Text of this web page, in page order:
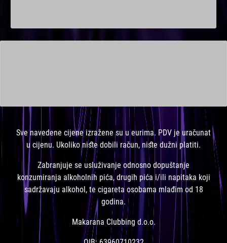
Sve navedene cijene izražene su u eurima. PDV je uračunat
u cijenu. Ukoliko niste dobili račun, niste dužni platiti.
Zabranjuje se usluživanje odnosno dopuštanje
konzumiranja alkoholnih pića, drugih pića i/ili napitaka koji
sadržavaju alkohol, te cigareta osobama mlađim od 18
godina.
Makarana Clubbing d.o.o.